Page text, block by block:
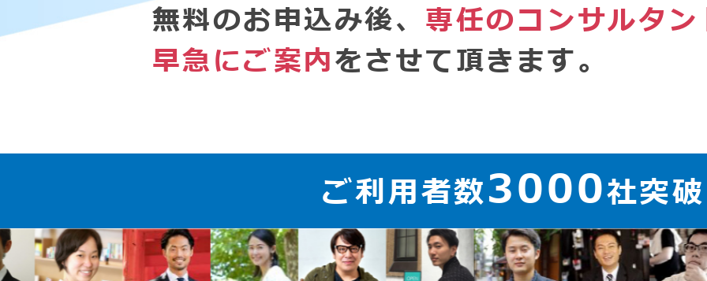
無料のお申込み後、 専任のコンサルタ
早急にご案内をさせて頂きます。
ご利用者数3000社突